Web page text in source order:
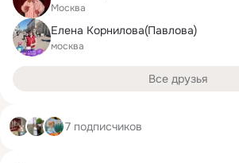
Москва
Елена Корнилова(Павлова)
москва
Все друзья
7 подписчиков